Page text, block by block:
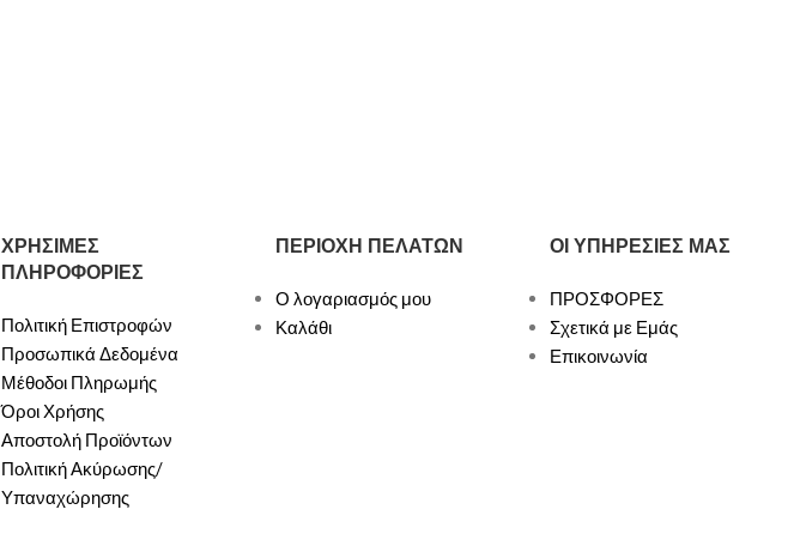
ΧΡΗΣΙΜΕΣ
ΠΛΗΡΟΦΟΡΙΕΣ
Πολιτική Επιστροφών
Προσωπικά Δεδομένα
Μέθοδοι Πληρωμής
Όροι Χρήσης
Αποστολή Προϊόντων
Πολιτική Ακύρωσης/
Υπαναχώρησης
ΠΕΡΙΟΧΗ ΠΕΛΑΤΩΝ
Ο λογαριασμός μου
Καλάθι
ΟΙ ΥΠΗΡΕΣΙΕΣ ΜΑΣ
ΠΡΟΣΦΟΡΕΣ
Σχετικά με Εμάς
Επικοινωνία